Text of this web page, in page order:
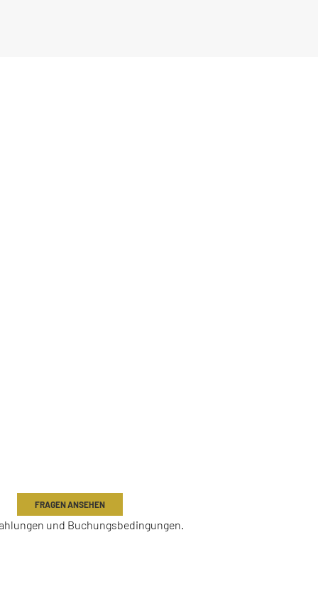
BUCHUNG
und Buchungsbedingungen.
FRAGEN ANSEHEN